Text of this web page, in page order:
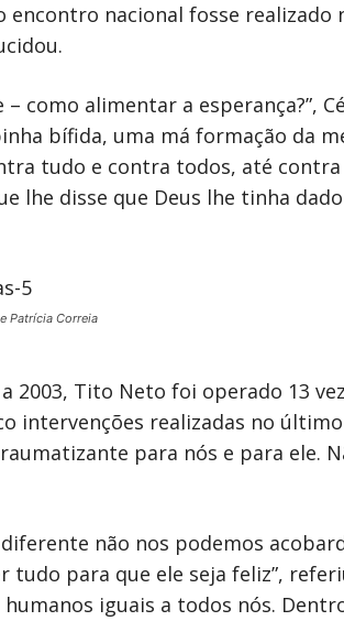
encontro nacional fosse realizado
como alimentar a esperança?”,
bífida, uma má formação da
tudo e contra todos, até contra
lhe disse que Deus lhe tinha
Patrícia Correia
2003, Tito Neto foi operado 13
intervenções realizadas no
para nós e para ele.
não nos podemos
tudo para que ele seja feliz”,
humanos iguais a todos nós.